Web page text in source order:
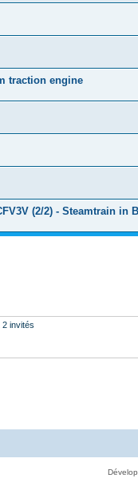
traction engine
(2/2) - Steamtrain in
invités